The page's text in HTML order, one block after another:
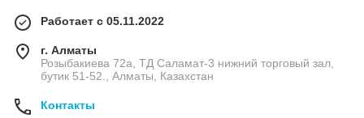
Работает с 05.11.2022
г. Алматы
Розыбакиева 72а, ТД Саламат-3 нижний торговый зал,
бутик 51-52., Алматы, Казахстан
Контакты